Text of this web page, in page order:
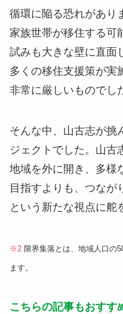
循環に陥る恐れがあり
家族世帯が移住する可
試みも大きな壁に直面
多くの移住支援策が実
非常に厳しいものでし
そんな中、山古志が挑
ジェクトでした。山古
地域を外に開き、多様
目指すよりも、つなが
という新たな視点に舵
※2 限界集落とは、地域人口の
ます。
こちらの記事もおすす